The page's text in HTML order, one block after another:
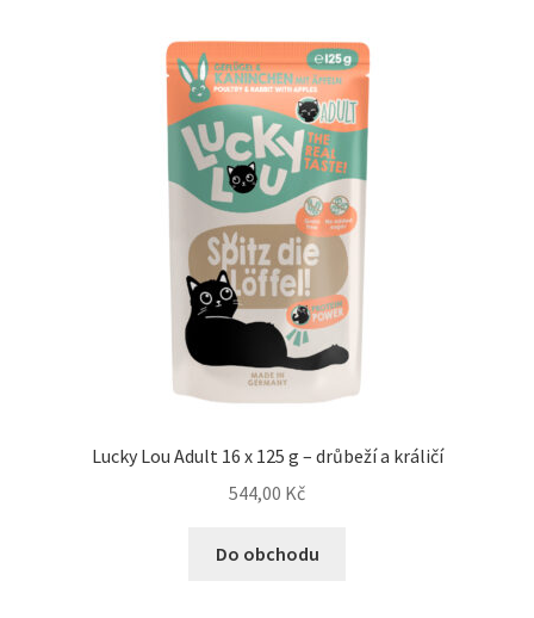
Lucky Lou Adult 16 x 125 g – drůbeží a králičí
544,00 Kč
Do obchodu